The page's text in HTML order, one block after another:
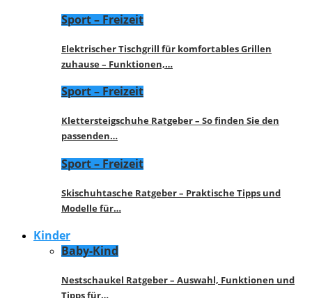
Sport – Freizeit
Elektrischer Tischgrill für komfortables Grillen
zuhause – Funktionen,…
Sport – Freizeit
Klettersteigschuhe Ratgeber – So finden Sie den
passenden…
Sport – Freizeit
Skischuhtasche Ratgeber – Praktische Tipps und
Modelle für…
Kinder
Baby-Kind
Nestschaukel Ratgeber – Auswahl, Funktionen und
Tipps für…